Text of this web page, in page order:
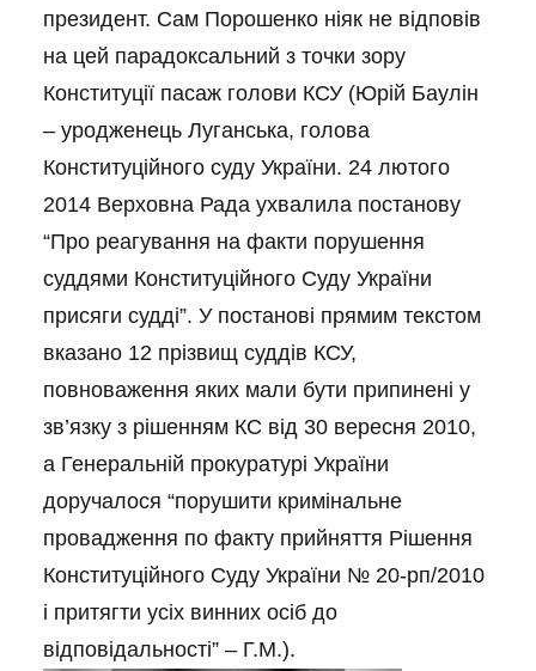
президент. Сам Порошенко ніяк не відповів
на цей парадоксальний з точки зору
Конституції пасаж голови КСУ (Юрій Баулін
– уродженець Луганська, голова
Конституційного суду України. 24 лютого
2014 Верховна Рада ухвалила постанову
“Про реагування на факти порушення
суддями Конституційного Суду України
присяги судді”. У постанові прямим текстом
вказано 12 прізвищ суддів КСУ,
повноваження яких мали бути припинені у
зв’язку з рішенням КС від 30 вересня 2010,
а Генеральній прокуратурі України
доручалося “порушити кримінальне
провадження по факту прийняття Рішення
Конституційного Суду України № 20-рп/2010
і притягти усіх винних осіб до
відповідальності” – Г.М.).